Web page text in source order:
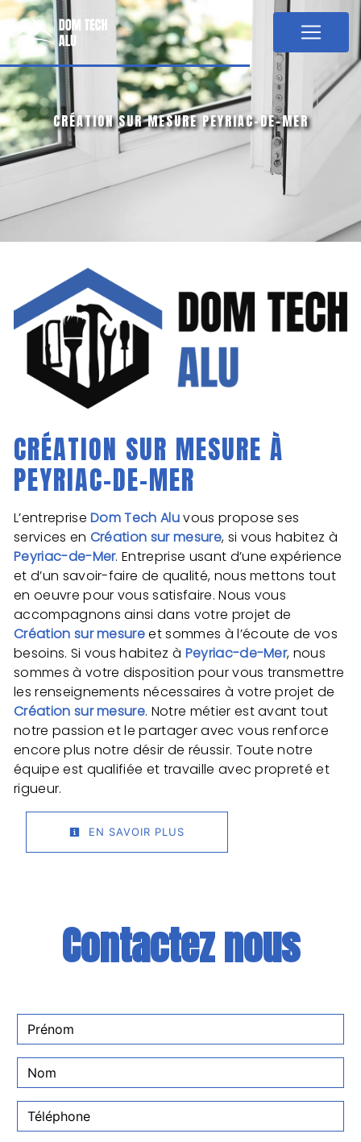
Panneau de gestion des cookies
CRÉATION SUR MESURE PEYRIAC-DE-MER
CRÉATION SUR MESURE À
PEYRIAC-DE-MER
L’entrepriseDom Tech Aluvous propose ses
services en Création sur mesure, si vous habitez à
Peyriac-de-Mer. Entreprise usant d’une expérience
et d’un savoir-faire de qualité, nous mettons tout
en oeuvre pour vous satisfaire. Nous vous
accompagnons ainsi dans votre projet de
Création sur mesureet sommes à l’écoute de vos
besoins. Si vous habitez à Peyriac-de-Mer, nous
sommes à votre disposition pour vous transmettre
les renseignements nécessaires à votre projet de
Création sur mesure. Notre métier est avant tout
notre passion et le partager avec vous renforce
encore plus notre désir de réussir. Toute notre
équipe est qualifiée et travaille avec propreté et
rigueur.
EN SAVOIR PLUS
Contactez nous